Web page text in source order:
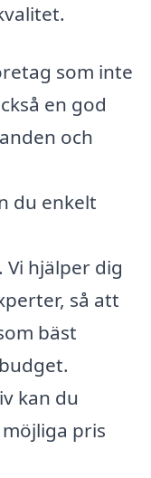
som inte
en god
och
du enkelt
hjälper dig
så att
bäst
kan du
pris